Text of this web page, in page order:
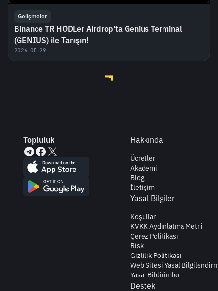
Gelişmeler
Binance TR HODLer Airdrop'ta Genius Terminal
(GENIUS) ile Tanışın!
2026-05-29
Topluluk Hakkında
Ücretler
Akademi
Blog
İletişim
Yasal Bilgiler
Koşullar
KVKK Aydınlatma Metni
Çerez Politikası
Risk
Gizlilik Politikası
Web Sitesi Yasal
Yasal Bildirimler
Destek